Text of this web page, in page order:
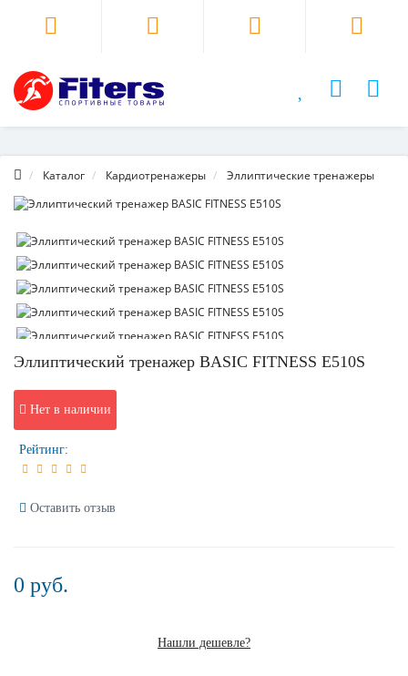
Каталог Кардиотренажеры Эллиптические тренажеры
Эллиптический тренажер BASIC FITNESS E510S
Нет в наличии
Рейтинг:
Оставить отзыв
0 руб.
Нашли дешевле?